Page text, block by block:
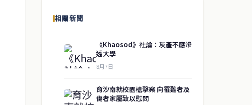
相關新聞
《Khaosod》社論：灰產不應滲
透大學
8月7日
育沙南就校園槍擊案 向罹難者及
傷者家屬致以慰問